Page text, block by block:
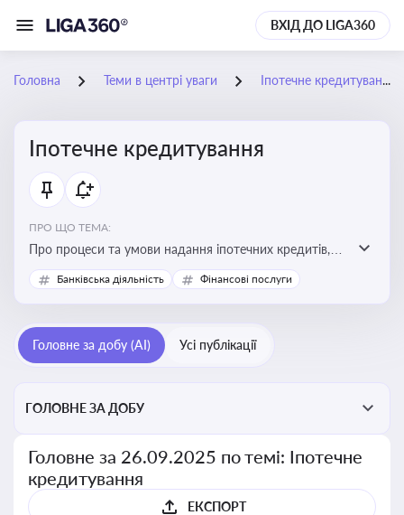
ВХІД ДО LIGA360
Головна Теми в центрі уваги Іпотечне кредитування
Іпотечне кредитування
ПРО ЩО ТЕМА:
Про процеси та умови надання іпотечних кредитів,
зміни у законодавстві та тенденції на ринку житла
Банківська діяльність Фінансові послуги
Головне за добу (AI) Усі публікації
ГОЛОВНЕ ЗА ДОБУ
Головне за 26.09.2025 по темі: Іпотечне
кредитування
ЕКСПОРТ